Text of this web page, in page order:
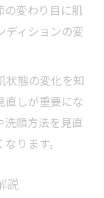
の変わり目に肌
ディションの変
状態の変化を知
直しが重要にな
洗顔方法を見直
ります。
説